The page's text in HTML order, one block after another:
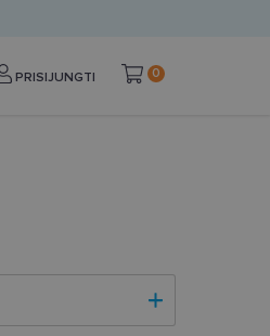
PRISIJUNGTI 0